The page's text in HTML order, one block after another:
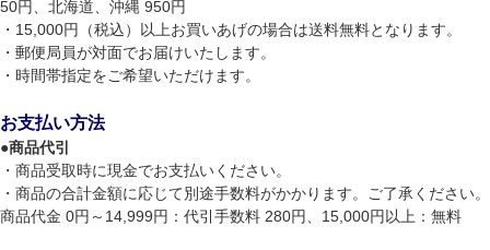
50円、北海道、沖縄 950円
・15,000円（税込）以上お買いあげの場合は送料無料となります。
・郵便局員が対面でお届けいたします。
・時間帯指定をご希望いただけます。
お支払い方法
●商品代引
・商品受取時に現金でお支払いください。
・商品の合計金額に応じて別途手数料がかかります。ご了承ください。
商品代金 0円～14,999円：代引手数料 280円、15,000円以上：無料